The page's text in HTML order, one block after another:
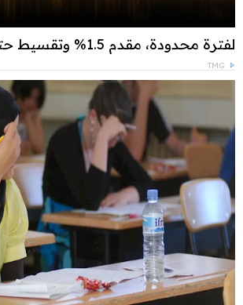
لفترة محدودة، مقدم 1.5% وتقسيط حتى 15 سنة
TMG